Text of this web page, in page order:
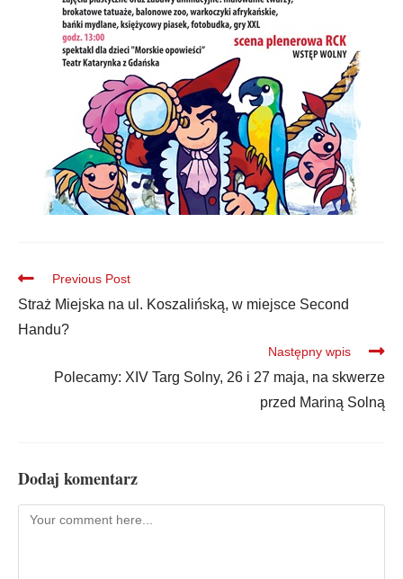
Previous Post
Straż Miejska na ul. Koszalińską, w miejsce Second
Handu?
Następny wpis
Polecamy: XIV Targ Solny, 26 i 27 maja, na skwerze
przed Mariną Solną
Dodaj komentarz